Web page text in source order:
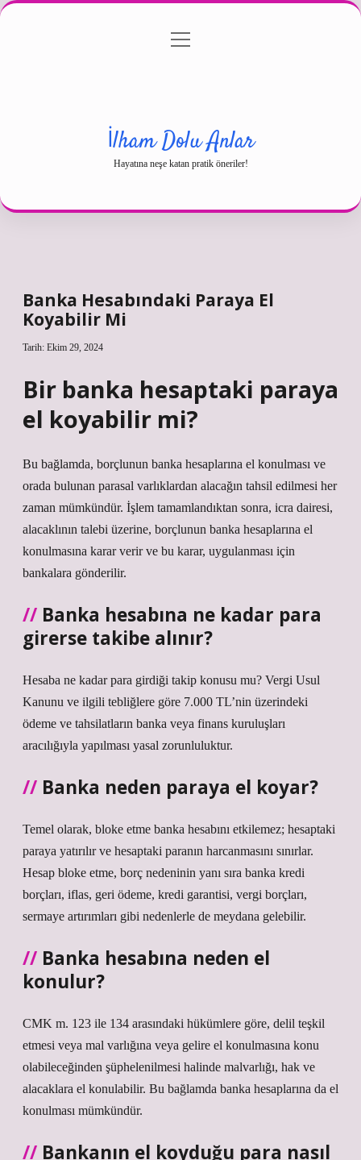
Gizlilik Politikası
menüyü
İlham Dolu Anlar
Hayatına neşe katan pratik öneriler!
Banka Hesabındaki Paraya El
Koyabilir Mi
Tarih: Ekim 29, 2024
Bir banka hesaptaki paraya
el koyabilir mi?
Bu bağlamda, borçlunun banka hesaplarına el konulması ve
orada bulunan parasal varlıklardan alacağın tahsil edilmesi her
zaman mümkündür. İşlem tamamlandıktan sonra, icra dairesi,
alacaklının talebi üzerine, borçlunun banka hesaplarına el
konulmasına karar verir ve bu karar, uygulanması için
bankalara gönderilir.
Banka hesabına ne kadar para
girerse takibe alınır?
Hesaba ne kadar para girdiği takip konusu mu? Vergi Usul
Kanunu ve ilgili tebliğlere göre 7.000 TL’nin üzerindeki
ödeme ve tahsilatların banka veya finans kuruluşları
aracılığıyla yapılması yasal zorunluluktur.
Banka neden paraya el koyar?
Temel olarak, bloke etme banka hesabını etkilemez; hesaptaki
paraya yatırılır ve hesaptaki paranın harcanmasını sınırlar.
Hesap bloke etme, borç nedeninin yanı sıra banka kredi
borçları, iflas, geri ödeme, kredi garantisi, vergi borçları,
sermaye artırımları gibi nedenlerle de meydana gelebilir.
Banka hesabına neden el
konulur?
CMK m. 123 ile 134 arasındaki hükümlere göre, delil teşkil
etmesi veya mal varlığına veya gelire el konulmasına konu
olabileceğinden şüphelenilmesi halinde malvarlığı, hak ve
alacaklara el konulabilir. Bu bağlamda banka hesaplarına da el
konulması mümkündür.
Bankanın el koyduğu para nasıl